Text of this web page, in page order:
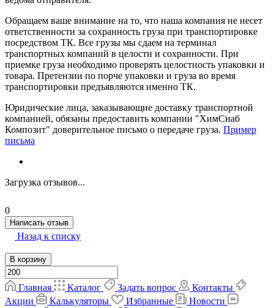
Обращаем ваше внимание на то, что наша компания не несет
ответственности за сохранность груза при транспортировке
посредством ТК. Все грузы мы сдаем на терминал
транспортных компаний в целости и сохранности. При
приемке груза необходимо проверять целостность упаковки и
товара. Претензии по порче упаковки и груза во время
транспортировки предъявляются именно ТК.
Юридические лица, заказывающие доставку транспортной
компанией, обязаны предоставить компании "ХимСнаб
Композит" доверительное письмо о передаче груза. Пример
письма
Загрузка отзывов...
0
Написать отзыв
Назад к списку
В корзину
Главная Каталог Задать вопрос
Контакты
Акции
Калькуляторы Избранные
Новости